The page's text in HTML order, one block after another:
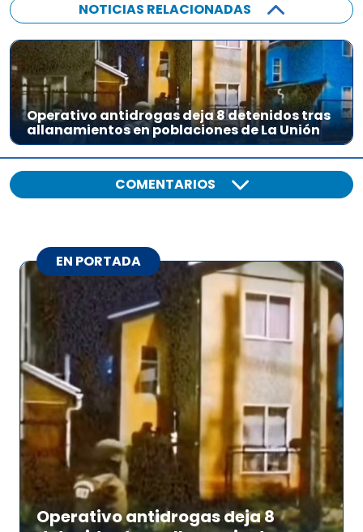
a
u
d
i
o
NOTICIAS RELACIONADAS
Operativo antidrogas deja 8 detenidos tras
allanamientos en poblaciones de La Unión
COMENTARIOS
EN PORTADA
Operativo antidrogas deja 8